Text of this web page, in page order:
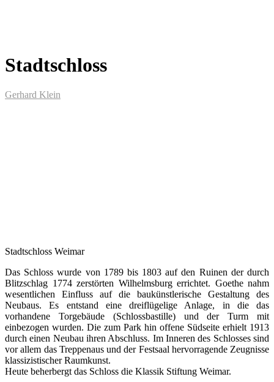
Stadtschloss
Gerhard Klein
Stadtschloss Weimar
Das Schloss wurde von 1789 bis 1803 auf den Ruinen der durch
Blitzschlag 1774 zerstörten Wilhelmsburg errichtet. Goethe nahm
wesentlichen Einfluss auf die baukünstlerische Gestaltung des
Neubaus. Es entstand eine dreiflügelige Anlage, in die das
vorhandene Torgebäude (Schlossbastille) und der Turm mit
einbezogen wurden. Die zum Park hin offene Südseite erhielt 1913
durch einen Neubau ihren Abschluss. Im Inneren des Schlosses sind
vor allem das Treppenaus und der Festsaal hervorragende Zeugnisse
klassizistischer Raumkunst.
Heute beherbergt das Schloss die Klassik Stiftung Weimar.